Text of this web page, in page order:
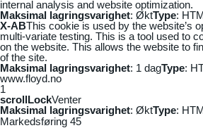
internal analysis and website optimization.
Maksimal lagringsvarighet: ØktType:
X-ABThis cookie is used by the website’s
multi-variate testing. This is a tool used to
on the website. This allows the website to
of the site.
Maksimal lagringsvarighet: 1 dagType:
www.floyd.no
1
scrollLockVenter
Maksimal lagringsvarighet: ØktType:
Markedsføring 45